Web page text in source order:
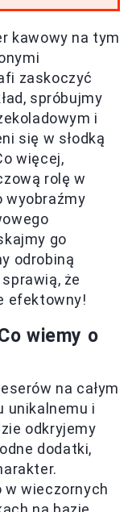
kawowy na tym
zaskoczyć
spróbujmy
i
się w słodką
więcej,
rolę w
wyobraźmy
go
odrobiną
że
efektowny!
wiemy o
na całym
unikalnemu i
odkryjemy
dodatki,
w wieczornych